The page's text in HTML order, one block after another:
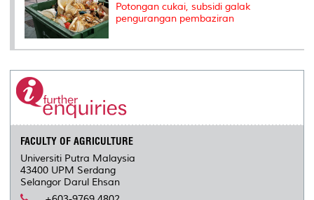
Potongan cukai, subsidi galak
pengurangan pembaziran
FACULTY OF AGRICULTURE
Universiti Putra Malaysia
43400 UPM Serdang
Selangor Darul Ehsan